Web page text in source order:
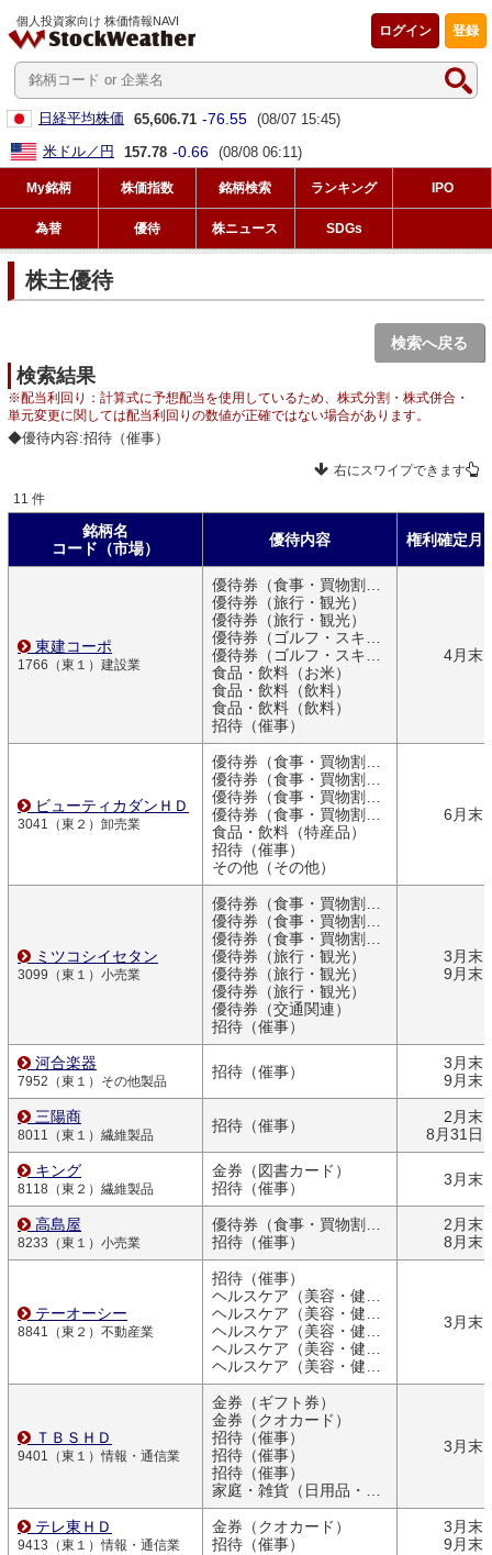
個人投資家向け 株価情報NAVI
登録
ログイン
日経平均株価 65,606.71 -76.55 (08/07 15:45)
米ドル／円
157.78 -0.66 (08/08 06:11)
My銘柄 株価指数 銘柄検索 ランキング IPO
為替 優待 株ニュース SDGs
株主優待
検索へ戻る
検索結果
※配当利回り：計算式に予想配当を使用しているため、株式分割・株式併合・
単元変更に関しては配当利回りの数値が正確ではない場合があります。
◆優待内容:招待（催事）
右にスワイプできます
11 件
銘柄名
コード（市場）
優待内容 権利確定月
東建コーポ
1766（東１）建設業
優待券（食事・買物割引券）
優待券（旅行・観光）
優待券（旅行・観光）
優待券（ゴルフ・スキー）
優待券（ゴルフ・スキー）
食品・飲料（お米）
食品・飲料（飲料）
食品・飲料（飲料）
招待（催事）
4月末
ビューティカダンＨＤ
3041（東２）卸売業
優待券（食事・買物割引券）
優待券（食事・買物割引券）
優待券（食事・買物割引券）
優待券（食事・買物割引券）
食品・飲料（特産品）
招待（催事）
その他（その他）
6月末
ミツコシイセタン
3099（東１）小売業
優待券（食事・買物割引券）
優待券（食事・買物割引券）
優待券（食事・買物割引券）
優待券（旅行・観光）
優待券（旅行・観光）
優待券（旅行・観光）
優待券（交通関連）
招待（催事）
3月末
9月末
河合楽器
7952（東１）その他製品
招待（催事）
3月末
9月末
三陽商
8011（東１）繊維製品
招待（催事）
2月末
8月31日
キング
8118（東２）繊維製品
金券（図書カード）
招待（催事）
3月末
高島屋
8233（東１）小売業
優待券（食事・買物割引券）
招待（催事）
2月末
8月末
テーオーシー
8841（東２）不動産業
招待（催事）
ヘルスケア（美容・健康関連商品）
ヘルスケア（美容・健康関連商品）
ヘルスケア（美容・健康関連商品）
ヘルスケア（美容・健康関連商品）
ヘルスケア（美容・健康関連商品）
3月末
ＴＢＳＨＤ
9401（東１）情報・通信業
金券（ギフト券）
金券（クオカード）
招待（催事）
招待（催事）
招待（催事）
家庭・雑貨（日用品・文房具）
3月末
テレ東ＨＤ
9413（東１）情報・通信業
金券（クオカード）
招待（催事）
3月末
9月末